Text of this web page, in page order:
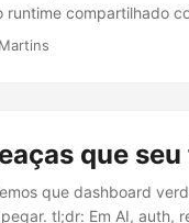
runtime compartilhado
observável e
que
que dashboard
tl;dr: Em AI, auth,